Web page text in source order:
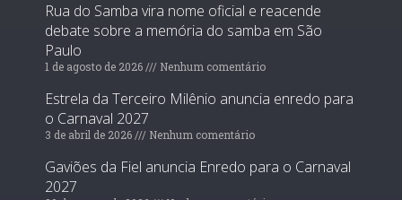
Rua do Samba vira nome oficial e reacende
debate sobre a memória do samba em São
Paulo
1 de agosto de 2026 Nenhum comentário
Estrela da Terceiro Milênio anuncia enredo para
o Carnaval 2027
3 de abril de 2026 Nenhum comentário
Gaviões da Fiel anuncia Enredo para o Carnaval
2027